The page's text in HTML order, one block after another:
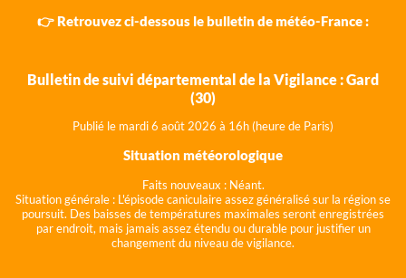
👉 Retrouvez ci-dessous le bulletin de météo-France :
Bulletin de suivi départemental de la Vigilance : Gard
(30)
Publié le mardi 6 août 2026 à 16h (heure de Paris)
Situation météorologique
Faits nouveaux : Néant.
Situation générale : L'épisode caniculaire assez généralisé sur la région se
poursuit. Des baisses de températures maximales seront enregistrées
par endroit, mais jamais assez étendu ou durable pour justifier un
changement du niveau de vigilance.